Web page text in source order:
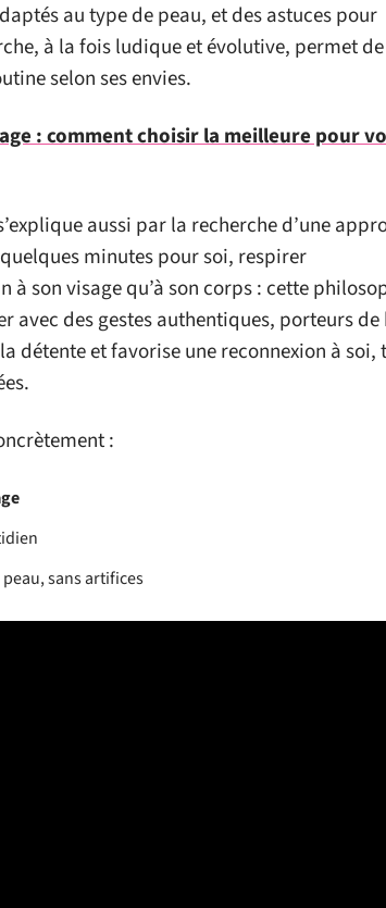
au type de peau, et des astuces pour
à la fois ludique et évolutive, permet de
selon ses envies.
: comment choisir la meilleure pour
aussi par la recherche d’une
minutes pour soi, respirer
son visage qu’à son corps : cette
avec des gestes authentiques, porteurs
détente et favorise une reconnexion à soi,
:
sans artifices